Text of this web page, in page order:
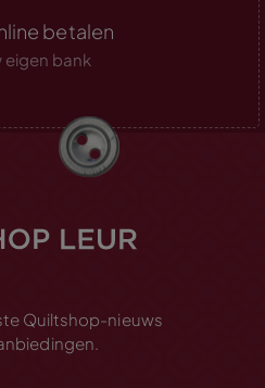
betalen
eigen bank
Quiltshop-nieuws